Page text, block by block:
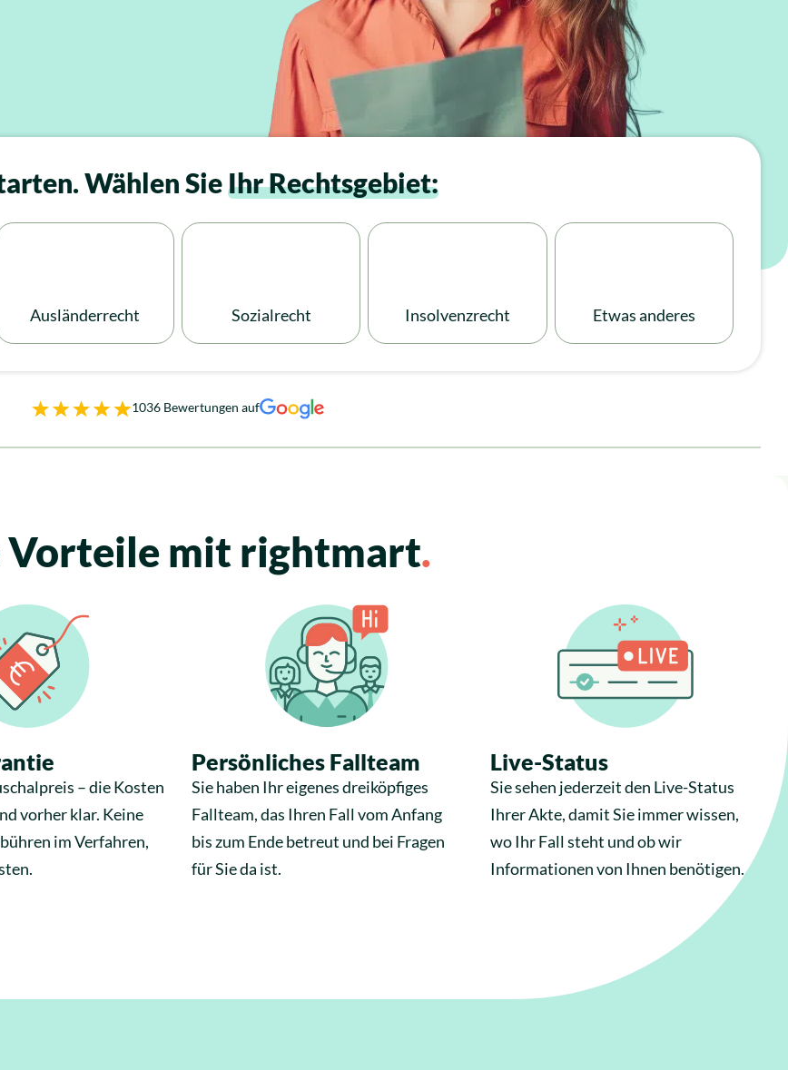
Wählen SieIhr Rechtsgebiet:
Ausländerrecht Sozialrecht Insolvenzrecht Etwas anderes
1036 Bewertungen auf
Vorteile mit rightmart.
– die Kosten
vorher klar. Keine
im Verfahren,
Persönliches Fallteam
Sie haben Ihr eigenes dreiköpfiges
Fallteam, das Ihren Fall vom Anfang
bis zum Ende betreut und bei Fragen
für Sie da ist.
Live-Status
Sie sehen jederzeit den Live-Status
Ihrer Akte, damit Sie immer wissen,
wo Ihr Fall steht und ob wir
Informationen von Ihnen benötigen.